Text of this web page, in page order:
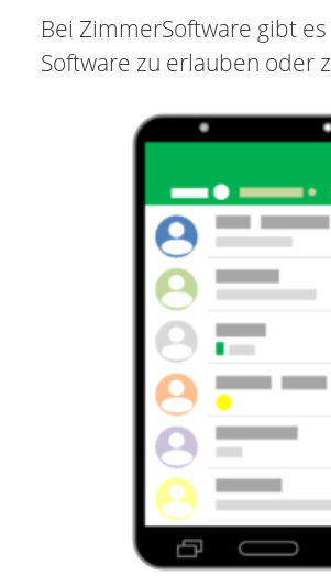
Bei ZimmerSoftware gibt
Software zu erlauben oder